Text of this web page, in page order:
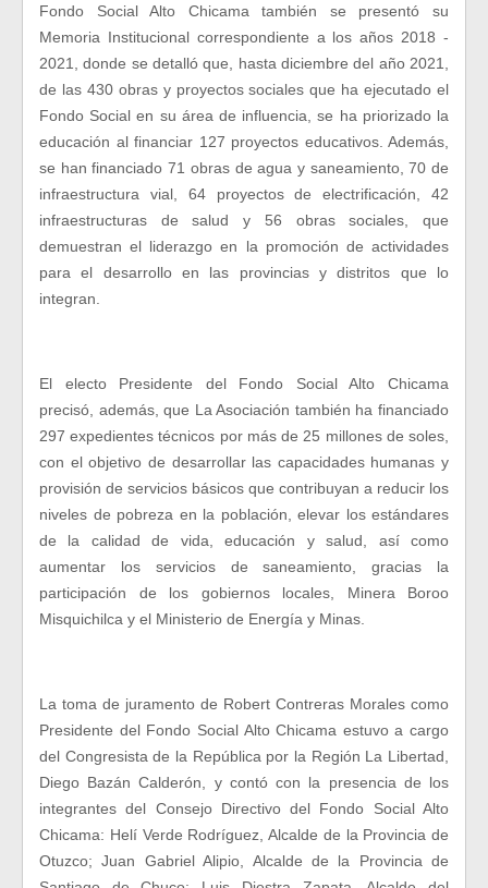
Fondo Social Alto Chicama también se presentó su
Memoria Institucional correspondiente a los años 2018 -
2021, donde se detalló que, hasta diciembre del año 2021,
de las 430 obras y proyectos sociales que ha ejecutado el
Fondo Social en su área de influencia, se ha priorizado la
educación al financiar 127 proyectos educativos. Además,
se han financiado 71 obras de agua y saneamiento, 70 de
infraestructura vial, 64 proyectos de electrificación, 42
infraestructuras de salud y 56 obras sociales, que
demuestran el liderazgo en la promoción de actividades
para el desarrollo en las provincias y distritos que lo
integran.
El electo Presidente del Fondo Social Alto Chicama
precisó, además, que La Asociación también ha financiado
297 expedientes técnicos por más de 25 millones de soles,
con el objetivo de desarrollar las capacidades humanas y
provisión de servicios básicos que contribuyan a reducir los
niveles de pobreza en la población, elevar los estándares
de la calidad de vida, educación y salud, así como
aumentar los servicios de saneamiento, gracias la
participación de los gobiernos locales, Minera Boroo
Misquichilca y el Ministerio de Energía y Minas.
La toma de juramento de Robert Contreras Morales como
Presidente del Fondo Social Alto Chicama estuvo a cargo
del Congresista de la República por la Región La Libertad,
Diego Bazán Calderón, y contó con la presencia de los
integrantes del Consejo Directivo del Fondo Social Alto
Chicama: Helí Verde Rodríguez, Alcalde de la Provincia de
Otuzco; Juan Gabriel Alipio, Alcalde de la Provincia de